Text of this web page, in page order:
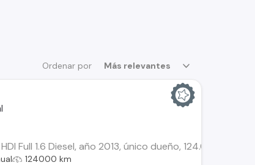
Ordenar por Más relevantes
Full 1.6 Diesel, año 2013, único dueño, 124.000
124000 km